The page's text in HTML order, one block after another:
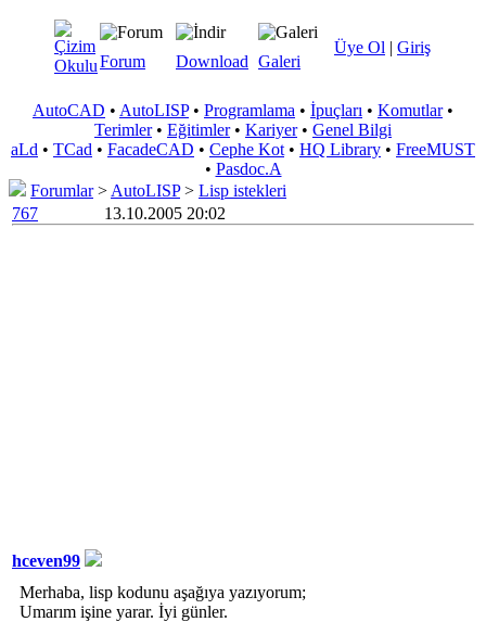
Üye Ol | Giriş
Forum Download Galeri
AutoCAD • AutoLISP• Programlama • İpuçları • Komutlar•
Terimler• Eğitimler• Kariyer• Genel Bilgi
aLd • TCad • FacadeCAD • Cephe Kot • HQ Library • FreeMUST
• Pasdoc.A
Forumlar> AutoLISP> Lisp istekleri
767
13.10.2005 20:02
hceven99
Merhaba, lisp kodunu aşağıya yazıyorum;
Umarım işine yarar. İyi günler.